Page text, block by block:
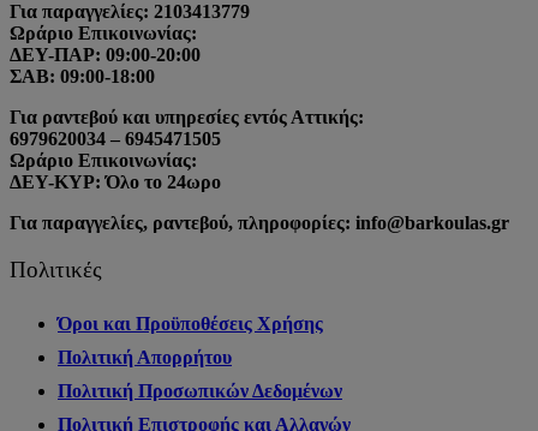
Για παραγγελίες: 2103413779
Ωράριο Επικοινωνίας:
ΔΕΥ-ΠΑΡ: 09:00-20:00
ΣΑΒ: 09:00-18:00
Για ραντεβού και υπηρεσίες εντός Αττικής:
6979620034 – 6945471505
Ωράριο Επικοινωνίας:
ΔΕΥ-ΚΥΡ: Όλο το 24ωρο
Για παραγγελίες, ραντεβού, πληροφορίες: info@barkoulas.gr
Πολιτικές
Όροι και Προϋποθέσεις Χρήσης
Πολιτική Απορρήτου
Πολιτική Προσωπικών Δεδομένων
Πολιτική Επιστροφής και Αλλαγών